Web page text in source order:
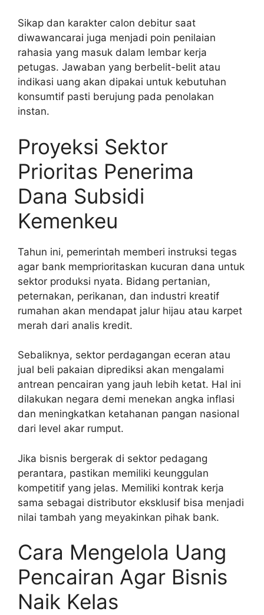
Sikap dan karakter calon debitur saat
diwawancarai juga menjadi poin penilaian
rahasia yang masuk dalam lembar kerja
petugas. Jawaban yang berbelit-belit atau
indikasi uang akan dipakai untuk kebutuhan
konsumtif pasti berujung pada penolakan
instan.
Proyeksi Sektor
Prioritas Penerima
Dana Subsidi
Kemenkeu
Tahun ini, pemerintah memberi instruksi tegas
agar bank memprioritaskan kucuran dana untuk
sektor produksi nyata. Bidang pertanian,
peternakan, perikanan, dan industri kreatif
rumahan akan mendapat jalur hijau atau karpet
merah dari analis kredit.
Sebaliknya, sektor perdagangan eceran atau
jual beli pakaian diprediksi akan mengalami
antrean pencairan yang jauh lebih ketat. Hal ini
dilakukan negara demi menekan angka inflasi
dan meningkatkan ketahanan pangan nasional
dari level akar rumput.
Jika bisnis bergerak di sektor pedagang
perantara, pastikan memiliki keunggulan
kompetitif yang jelas. Memiliki kontrak kerja
sama sebagai distributor eksklusif bisa menjadi
nilai tambah yang meyakinkan pihak bank.
Cara Mengelola Uang
Pencairan Agar Bisnis
Naik Kelas